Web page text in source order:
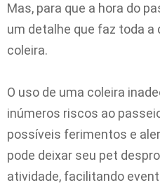
Mas, para que a hora do
um detalhe que faz toda a
coleira.
O uso de uma coleira
inúmeros riscos ao
possíveis ferimentos e
pode deixar seu pet
atividade, facilitando